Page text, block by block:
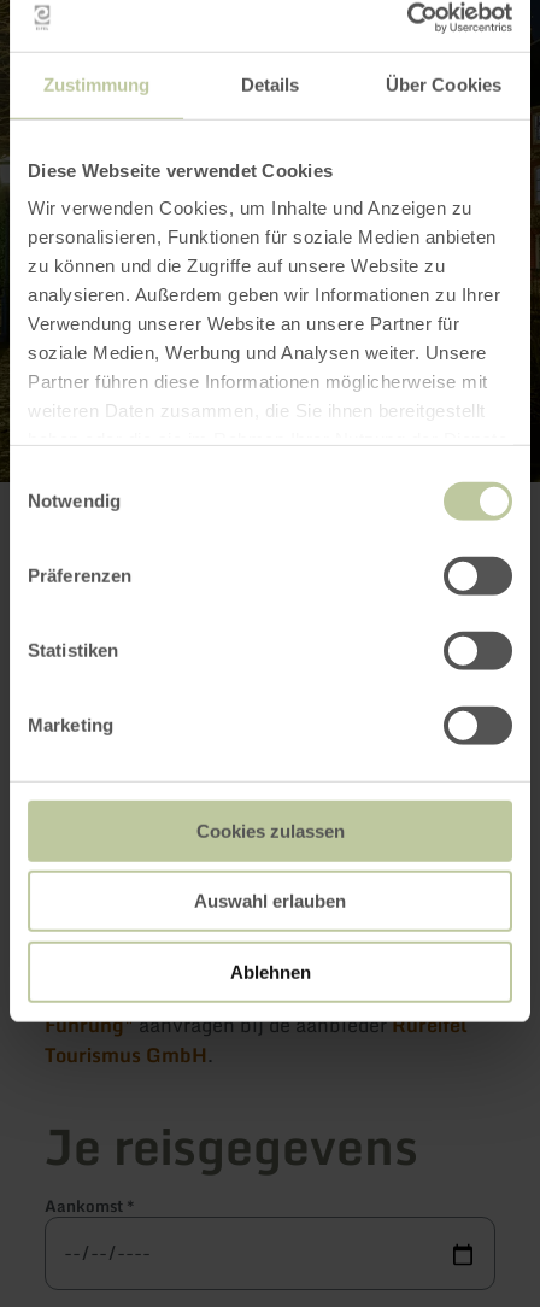
Zustimmung Details Über Cookies
Diese Webseite verwendet Cookies
Wir verwenden Cookies, um Inhalte und Anzeigen zu
personalisieren, Funktionen für soziale Medien anbieten
zu können und die Zugriffe auf unsere Website zu
analysieren. Außerdem geben wir Informationen zu Ihrer
Verwendung unserer Website an unsere Partner für
soziale Medien, Werbung und Analysen weiter. Unsere
Partner führen diese Informationen möglicherweise mit
weiteren Daten zusammen, die Sie ihnen bereitgestellt
Einwilligungsauswahl
Notwendig
Präferenzen
Statistiken
Marketing
Cookies zulassen
Auswahl erlauben
Ablehnen
Meer informatie
Contactgegevens van de aanbieder
Vraag een offerte
aan
Hier kunt u de aanbieding"Nachtwächter-
Führung"aanvragen bij de aanbiederRureifel
Tourismus GmbH.
Je reisgegevens
Aankomst*